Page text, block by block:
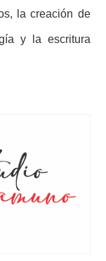
la creación de
y la escritura